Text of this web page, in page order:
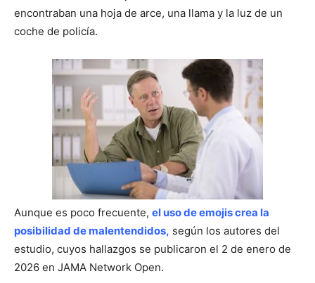
encontraban una hoja de arce, una llama y la luz de un
coche de policía.
Aunque es poco frecuente, el uso de emojis crea la
posibilidad de malentendidos, según los autores del
estudio, cuyos hallazgos se publicaron el 2 de enero de
2026 en JAMA Network Open.